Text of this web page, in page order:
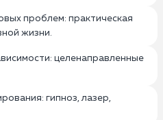
проблем: практическая
жизни.
целенаправленные
гипноз, лазер,